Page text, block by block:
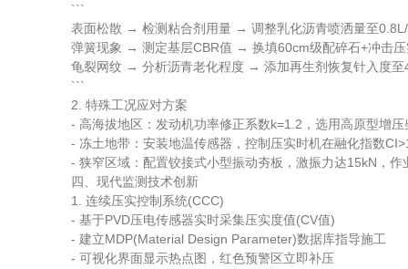
```
表面松散 → 检测粘合剂用量 → 调整乳化沥青喷洒量至0.8L/
弹簧现象 → 测定基层CBR值 → 换填60cm级配碎石+冲击压
龟裂网纹 → 分析沥青老化程度 → 添加再生剂恢复针入度至
```
2. 特殊工况应对方案
- 高海拔地区：发动机功率修正系数k=1.2，选用高原型增压
- 冻土地带：安装地温传感器，控制压实时机在融化指数
- 狭窄区域：配置铰接式小型振动夯板，激振力达15kN，作
四、现代监测技术创新
1. 连续压实控制系统(CCC)
- 基于PVD压电传感器实时采集压实度值(CV值)
- 建立MDP(Material Design Parameter)数据库指导施工
- 可视化界面显示热点图，红色预警区立即补压